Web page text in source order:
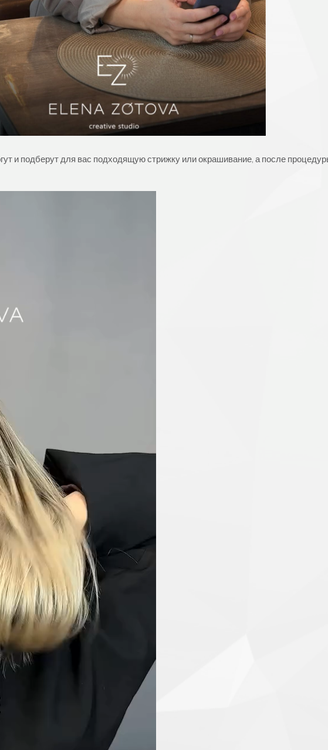
и подберут для вас подходящую стрижку или окрашивание, а после